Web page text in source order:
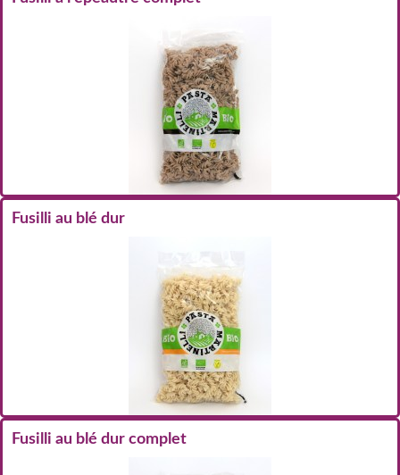
Fusilli au blé dur
Fusilli au blé dur complet